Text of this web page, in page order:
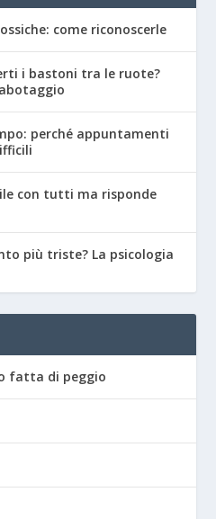
come riconoscerle
i bastoni tra le ruote?
perché appuntamenti
con tutti ma risponde
più triste? La psicologia
fatta di peggio